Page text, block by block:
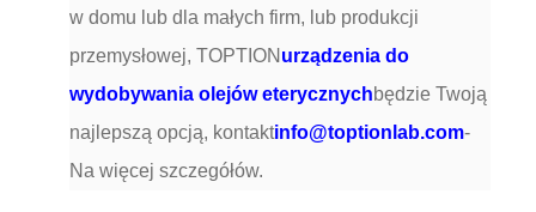
w domu lub dla małych firm, lub produkcji
przemysłowej, TOPTION urządzenia do
wydobywania olejów eterycznychbędzie Twoją
najlepszą opcją, kontaktinfo@toptionlab.com-
Na więcej szczegółów.